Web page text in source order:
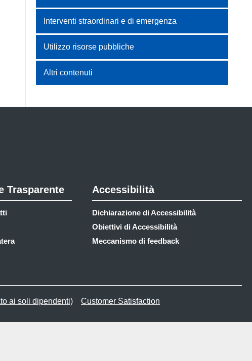
Interventi straordinari e di emergenza
Utilizzo risorse pubbliche
Altri contenuti
Trasparente Accessibilità
Dichiarazione di Accessibilità
Obiettivi di Accessibilità
Meccanismo di feedback
ai soli dipendenti)
Customer Satisfaction